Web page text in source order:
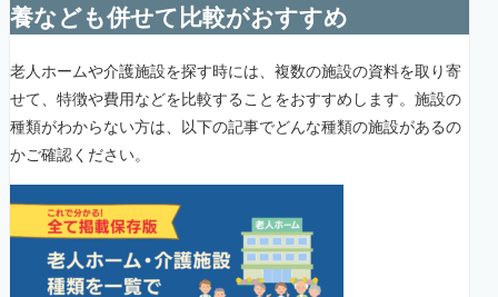
養なども併せて比較がおすすめ
老人ホームや介護施設を探す時には、複数の施設の資料を取り寄
せて、特徴や費用などを比較することをおすすめします。施設の
種類がわからない方は、以下の記事でどんな種類の施設があるの
かご確認ください。